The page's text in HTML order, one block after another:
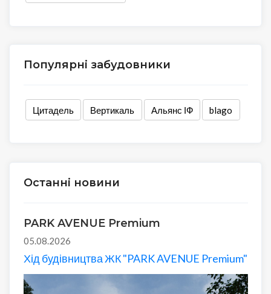
Популярні забудовники
Цитадель Вертикаль Альянс ІФ blago
Останні новини
PARK AVENUE Premium
05.08.2026
Хід будівництва ЖК "PARK AVENUE Premium"